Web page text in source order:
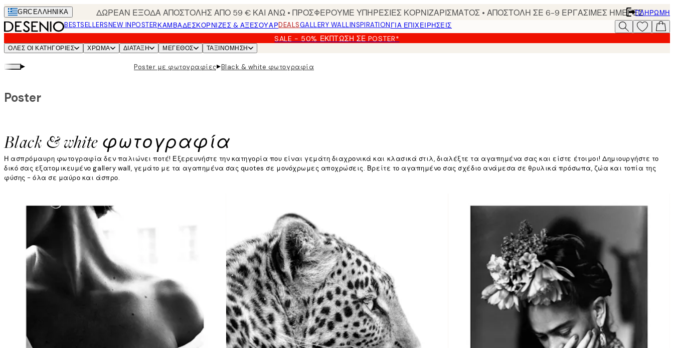
Skip
to
main
content.
GRC ΕΛΛΗΝΙΚΆ ΔΩΡΕΑΝ ΕΞΟΔΑ ΑΠΟΣΤΟΛΗΣ ΑΠΟ 59 € ΚΑΙ ΑΝΩ • ΠΡΟΣΦΕΡΟΥΜΕ ΥΠΗΡΕΣΙΕΣ ΚΟΡΝΙΖΑΡΙΣΜΑΤΟΣ • ΑΠΟΣΤΟΛΗ ΣΕ 6-9 ΕΡΓΑΣΙΜΕΣ ΗΜΕΡΕΣΠΛΗΡΩΜΉ
BESTSELLERSNEW INPOSTERΚΑΜΒΆΔΕΣΚΟΡΝΊΖΕΣ & ΑΞΕΣΟΥΆΡDEALSGALLERY WALLINSPIRATIONΓΙΑ ΕΠΙΧΕΙΡΗΣΕΙΣ
SALE - 50% ΈΚΠΤΩΣΗ ΣΕ POSTER*
ΌΛΕΣ ΟΙ ΚΑΤΗΓΟΡΊΕΣ ΧΡΩΜΑ ΔΙΑΤΑΞΗ ΜΕΓΕΘΟΣ ΤΑΞΙΝΌΜΗΣΗ
▸ Poster με φωτογραφίες▸Black & white φωτογραφία
Black & white φωτογραφία
Poster
Η ασπρόμαυρη φωτογραφία δεν παλιώνει ποτέ! Εξερευνήστε την κατηγορία που είναι γεμάτη διαχρονικά και κλασικά στιλ, διαλέξτε τα αγαπημένα σας και είστε έτοιμοι! Δημιουργήστε το
δικό σας εξατομικευμένο gallery wall, γεμάτο με τα αγαπημένα σας quotes σε μονόχρωμες αποχρώσεις. Βρείτε το αγαπημένο σας σχέδιο ανάμεσα σε θρυλικά πρόσωπα, ζώα και τοπία της
φύσης - όλα σε μαύρο και άσπρο.